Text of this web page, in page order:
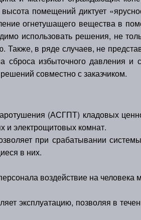
помещений диктует
огнетушащего вещества в
использовать решения, не
Также, в ряде случаев, не
сброса избыточного давления
совместно с заказчиком.
(АСГПТ) кладовых
и электрощитовых комнат.
при срабатывании
в них.
воздействие на человека
эксплуатацию, позволяя в